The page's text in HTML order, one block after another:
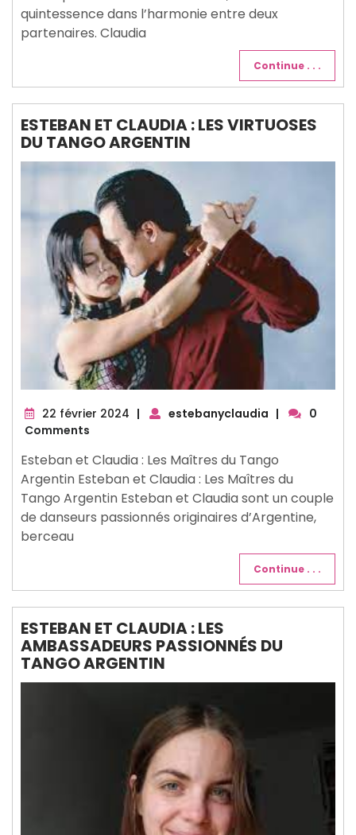
quintessence dans l’harmonie entre deux
partenaires. Claudia
Continue . . .
ESTEBAN ET CLAUDIA : LES VIRTUOSES
DU TANGO ARGENTIN
22 février 2024 22
| estebanyclaudia |
0
Comments
Esteban et Claudia : Les Maîtres du Tango
Argentin Esteban et Claudia : Les Maîtres du
Tango Argentin Esteban et Claudia sont un couple
de danseurs passionnés originaires d’Argentine,
berceau
Continue . . .
ESTEBAN ET CLAUDIA : LES
AMBASSADEURS PASSIONNÉS DU
TANGO ARGENTIN